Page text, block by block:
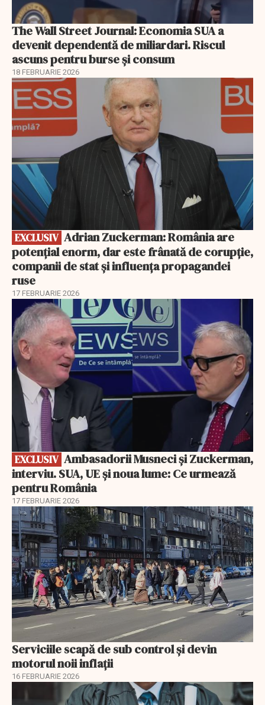
The Wall Street Journal: Economia SUA a
devenit dependentă de miliardari. Riscul
ascuns pentru burse și consum
18 FEBRUARIE 2026
EXCLUSIV
EXCLUSIV
potențial enorm, dar este frânată de corupție,
companii de stat și influența propagandei
ruse
17 FEBRUARIE 2026
EXCLUSIV
EXCLUSIV
interviu. SUA, UE și noua lume: Ce urmează
pentru România
17 FEBRUARIE 2026
Serviciile scapă de sub control și devin
motorul noii inflații
16 FEBRUARIE 2026